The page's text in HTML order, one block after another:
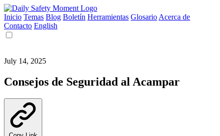
Inicio Temas Blog Boletín Herramientas Glosario Acerca de
Contacto English
July 14, 2025
Consejos de Seguridad al Acampar